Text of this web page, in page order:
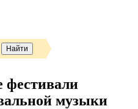
фестивали
музыки